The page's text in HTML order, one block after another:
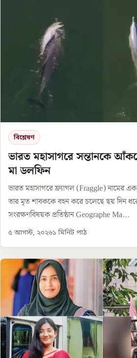
বিশ্লেষণ
ভারত মহাসাগরে সন্তানকে
মা ডলফিন
ভারত মহাসাগরে ফ্র্যাগল (Fraggle) নামের
তার মৃত শাবককে বহন করে চলেছে ছয় দিন
সংরক্ষণবিষয়ক প্রতিষ্ঠান Geographe Ma...
৫ আগস্ট, ২০২৬১ মিনিট পাঠ